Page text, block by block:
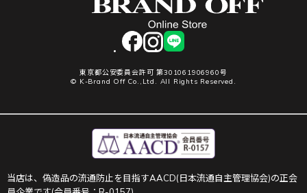
facebookinstagram
LINE
東京都公安委員会許可 第301061906960号
© K-Brand Off Co.,Ltd. All Rights Reserved.
当店は、偽造品の流通防止を目指すAACD(日本流通自主管理協会)の正会